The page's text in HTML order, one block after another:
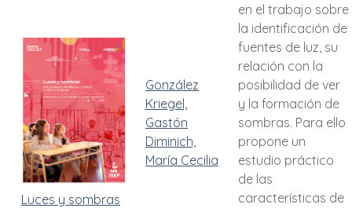
Luces y sombras
González
Kriegel,
Gastón
Diminich,
María Cecilia
en el trabajo sobre
la identificación de
fuentes de luz, su
relación con la
posibilidad de ver
y la formación de
sombras. Para ello
propone un
estudio práctico
de las
características de